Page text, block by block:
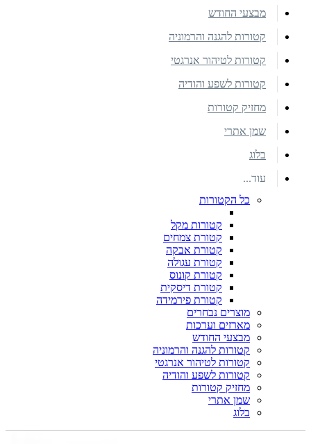
מבצעי החודש
קטורות להגנה והרמוניה
קטורות לטיהור אנרגטי
קטורות לשפע והודיה
מחזיק קטורות
שמן אתרי
בלוג
עוד...
כל הקטורות
קטורות מקל
קטורת צמחים
קטורת אבקה
קטורת עגולה
קטורת קונוס
קטורת דיסקית
קטורת פירמידה
מוצרים נבחרים
מארזים וערכות
מבצעי החודש
קטורות להגנה והרמוניה
קטורות לטיהור אנרגטי
קטורות לשפע והודיה
מחזיק קטורות
שמן אתרי
בלוג